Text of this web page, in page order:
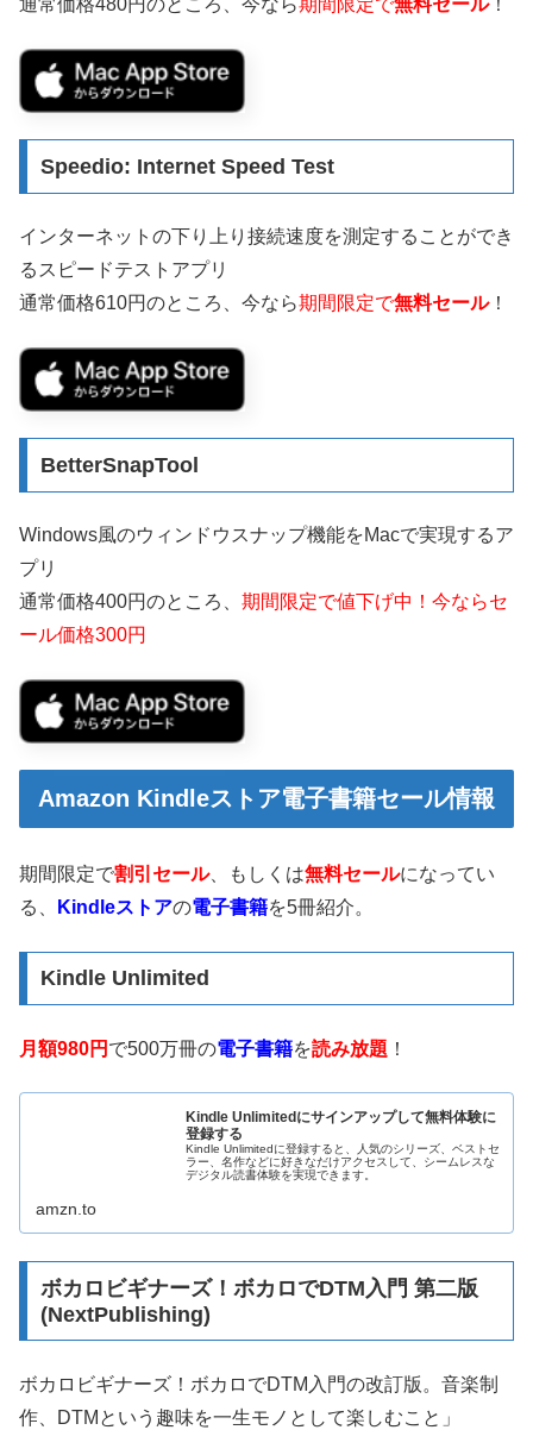
通常価格480円のところ、今なら期間限定で無料セール！
Speedio: Internet Speed Test
インターネットの下り上り接続速度を測定することができ
るスピードテストアプリ
通常価格610円のところ、今なら期間限定で無料セール！
BetterSnapTool
Windows風のウィンドウスナップ機能をMacで実現するア
プリ
通常価格400円のところ、 期間限定で値下げ中！今ならセ
ール価格300円
Amazon Kindleストア電子書籍セール情報
期間限定で割引セール、もしくは無料セールになってい
る、
Kindleストアの電子書籍を5冊紹介。
Kindle Unlimited
月額980円 で500万冊の電子書籍を読み放題 ！
Kindle Unlimitedにサインアップして無料体験に
登録する
Kindle Unlimitedに登録すると、人気のシリーズ、ベストセ
ラー、名作などに好きなだけアクセスして、シームレスな
デジタル読書体験を実現できます。
amzn.to
ボカロビギナーズ！ボカロでDTM入門 第二版
(NextPublishing)
ボカロビギナーズ！ボカロでDTM入門の改訂版。音楽制
作、DTMという趣味を一生モノとして楽しむこと」